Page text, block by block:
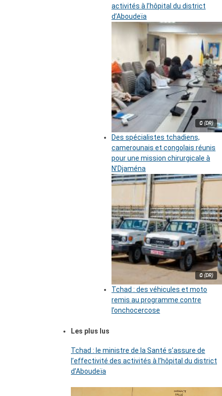
activités à l’hôpital du district
d’Aboudeïa
© (DR)
Des spécialistes tchadiens,
camerounais et congolais réunis
pour une mission chirurgicale à
N’Djaména
© (DR)
Tchad : des véhicules et moto
remis au programme contre
l’onchocercose
Les plus lus
Tchad : le ministre de la Santé s’assure de
l’effectivité des activités à l’hôpital du district
d’Aboudeïa